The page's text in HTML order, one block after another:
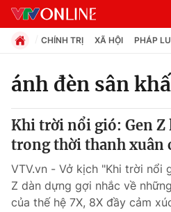
Chuyên mục
Chính trị
Xã hội
CHÍNH TRỊ XÃ HỘI PHÁP
ánh đèn sân
Khi trời nổi gió: Gen Z
trong thời thanh xuân
VTV.vn - Vở kịch "Khi trời nổi
Z dàn dựng gợi nhắc về
của thế hệ 7X, 8X đầy cảm